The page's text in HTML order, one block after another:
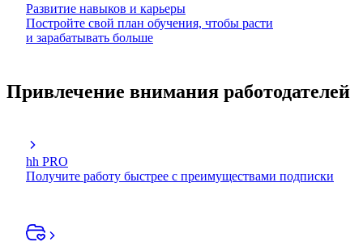
Развитие навыков и карьеры
Постройте свой план обучения, чтобы расти
и зарабатывать больше
Привлечение внимания работодателей
hh PRO
Получите работу быстрее с преимуществами подписки